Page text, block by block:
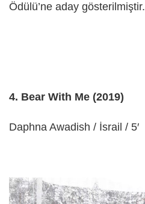
Ödülü’ne aday gösterilmiştir.
4. Bear With Me (2019)
Daphna Awadish / İsrail / 5′